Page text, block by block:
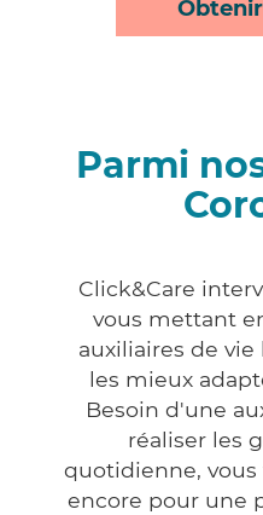
Parmi
Click&Care
vous mettant
auxiliaires de
les mieux
Besoin d'une
réaliser les
quotidienne,
encore pour une